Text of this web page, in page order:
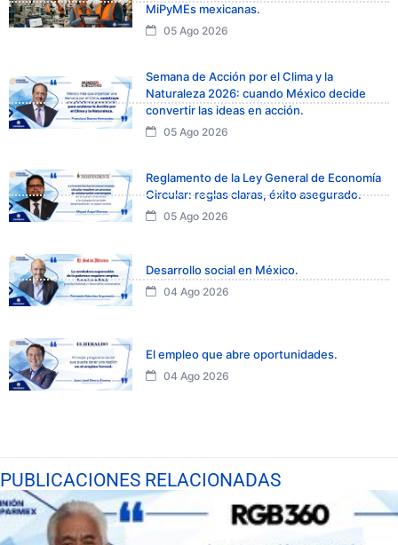
MiPyMEs mexicanas.
05 Ago 2026
Semana de Acción por el Clima y la
Naturaleza 2026: cuando México decide
convertir las ideas en acción.
05 Ago 2026
Reglamento de la Ley General de Economía
Circular: reglas claras, éxito asegurado.
05 Ago 2026
Desarrollo social en México.
04 Ago 2026
El empleo que abre oportunidades.
04 Ago 2026
PUBLICACIONES RELACIONADAS